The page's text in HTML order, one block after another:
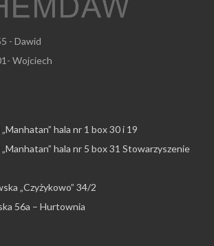
- Dawid
Wojciech
hala nr 1 box 30 i 19
hala nr 5 box 31 Stowarzyszenie
„Czyżykowo” 34/2
56a – Hurtownia